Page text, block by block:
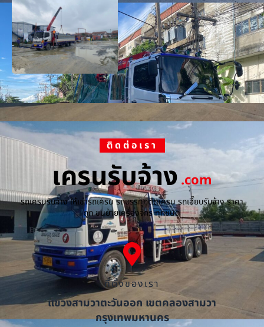
ติดต่อเรา
เครนรับจ้าง.com
รถเครนรับจ้าง ให้เช่ารถเครน รถบรรทุกติดเครน รถเฮี๊ยบรับจ้าง ราคา
ถูก ขนย้ายเครื่องจักร ทุกชนิด
ที่ตั้งของเรา
แขวงสามวาตะวันออก เขตคลองสามวา
กรุงเทพมหานคร